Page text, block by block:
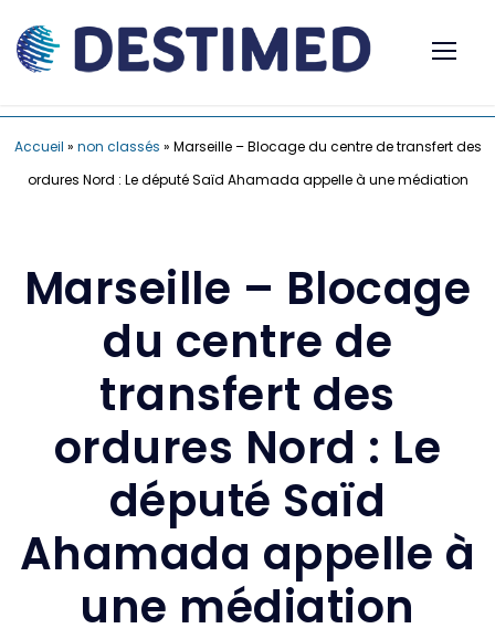
Accueil » non classés » Marseille – Blocage du centre de transfert des
ordures Nord : Le député Saïd Ahamada appelle à une médiation
Marseille – Blocage
du centre de
transfert des
ordures Nord : Le
député Saïd
Ahamada appelle à
une médiation